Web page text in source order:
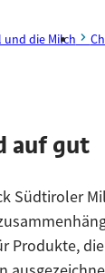
die Milch
auf gut
Südtiroler
Produkte,